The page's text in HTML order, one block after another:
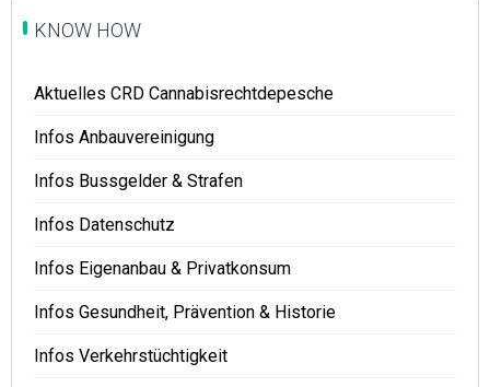
KNOW HOW
Aktuelles CRD Cannabisrechtdepesche
Infos Anbauvereinigung
Infos Bussgelder & Strafen
Infos Datenschutz
Infos Eigenanbau & Privatkonsum
Infos Gesundheit, Prävention & Historie
Infos Verkehrstüchtigkeit